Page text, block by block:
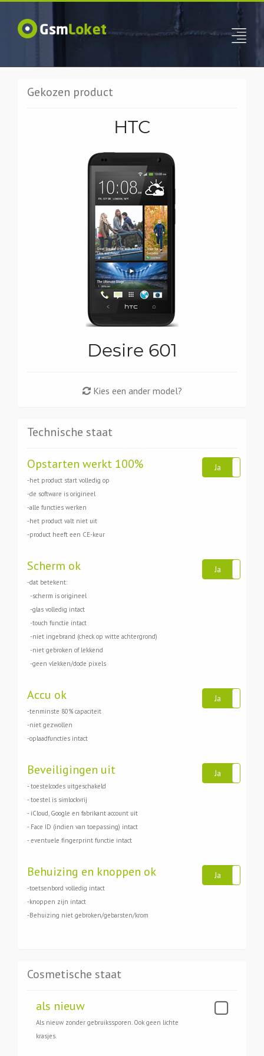
Gekozen product
HTC
Desire 601
Kies een ander model?
Technische staat
Opstarten werkt 100%
-het product start volledig op
-de software is origineel
-alle functies werken
-het product valt niet uit
-product heeft een CE-keur
Ja
Scherm ok
-dat betekent:
-scherm is origineel
-glas volledig intact
-touch functie intact
-niet ingebrand (check op witte achtergrond)
-niet gebroken of lekkend
-geen vlekken/dode pixels
Ja
Accu ok
-tenminste 80% capaciteit
-niet gezwollen
-oplaadfuncties intact
Ja
Beveiligingen uit
- toestelcodes uitgeschakeld
- toestel is simlockvrij
- iCloud, Google en fabrikant account uit
- Face ID (indien van toepassing) intact
- eventuele fingerprint functie intact
Ja
Behuizing en knoppen ok
-toetsenbord volledig intact
-knoppen zijn intact
-Behuizing niet gebroken/gebarsten/krom
Ja
Cosmetische staat
als nieuw
Als nieuw zonder gebruikssporen. Ook geen lichte
krasjes.